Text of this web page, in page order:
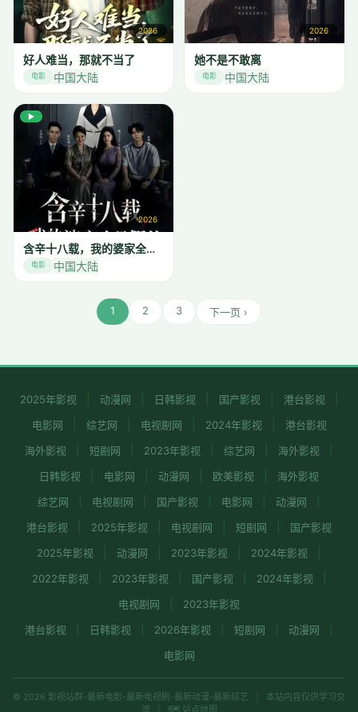
2026
好人难当，那就不当了
电影 中国大陆
2026
她不是不敢离
电影 中国大陆
2026
▶
含辛十八载，我的婆家全是假的
电影 中国大陆
1 2 3 下一页 ›
2025年影视 动漫网 日韩影视 国产影视 港台影视
电影网 综艺网 电视剧网 2024年影视
港台影视
海外影视
短剧网 2023年影视 综艺网 海外影视
日韩影视 电影网 动漫网 欧美影视
海外影视
综艺网
电视剧网 国产影视 电影网 动漫网
港台影视 2025年影视 电视剧网 短剧网
国产影视
2025年影视
动漫网 2023年影视 2024年影视
2022年影视 2023年影视 国产影视 2024年影视
电视剧网
2023年影视
港台影视
日韩影视 2026年影视 短剧网 动漫网
电影网
© 2026 影视站群-最新电影-最新电视剧-最新动漫-最新综艺
本站内容仅供学习交
流
🗺️ 站点地图